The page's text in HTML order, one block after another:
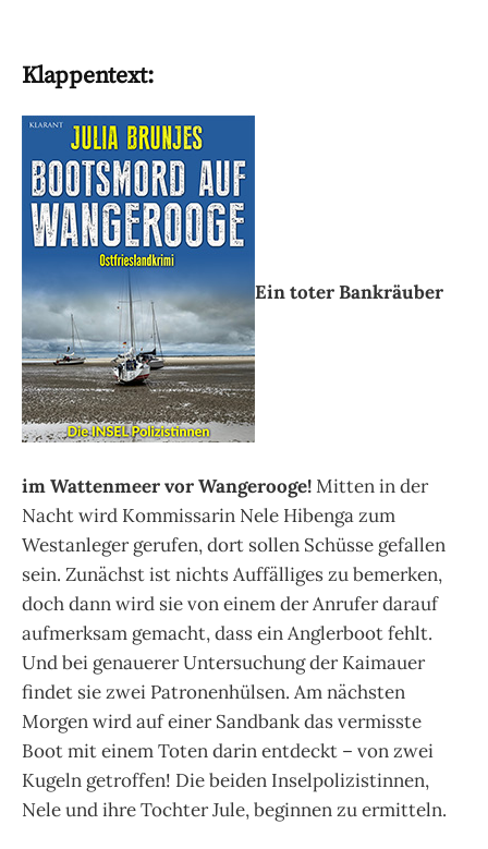
Klappentext:
Ein toter Bankräuber
im Wattenmeer vor Wangerooge!Mitten in der
Nacht wird Kommissarin Nele Hibenga zum
Westanleger gerufen, dort sollen Schüsse gefallen
sein. Zunächst ist nichts Auffälliges zu bemerken,
doch dann wird sie von einem der Anrufer darauf
aufmerksam gemacht, dass ein Anglerboot fehlt.
Und bei genauerer Untersuchung der Kaimauer
findet sie zwei Patronenhülsen. Am nächsten
Morgen wird auf einer Sandbank das vermisste
Boot mit einem Toten darin entdeckt – von zwei
Kugeln getroffen! Die beiden Inselpolizistinnen,
Nele und ihre Tochter Jule, beginnen zu ermitteln.